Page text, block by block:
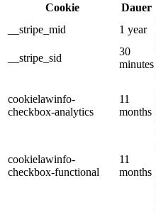
Cookie
Dauer
__stripe_mid
1 year
__stripe_sid
30
minutes
cookielawinfo-
checkbox-analytics
11
months
cookielawinfo-
checkbox-functional
11
months